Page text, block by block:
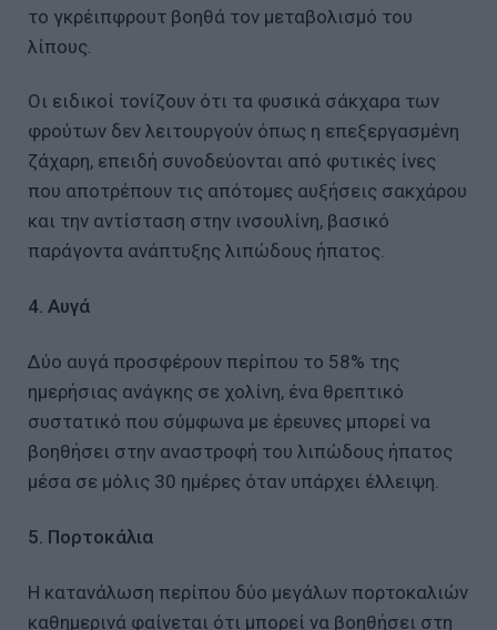
το γκρέιπφρουτ βοηθά τον μεταβολισμό του
λίπους.
Οι ειδικοί τονίζουν ότι τα φυσικά σάκχαρα των
φρούτων δεν λειτουργούν όπως η επεξεργασμένη
ζάχαρη, επειδή συνοδεύονται από φυτικές ίνες
που αποτρέπουν τις απότομες αυξήσεις σακχάρου
και την αντίσταση στην ινσουλίνη, βασικό
παράγοντα ανάπτυξης λιπώδους ήπατος.
4. Αυγά
Δύο αυγά προσφέρουν περίπου το 58% της
ημερήσιας ανάγκης σε χολίνη, ένα θρεπτικό
συστατικό που σύμφωνα με έρευνες μπορεί να
βοηθήσει στην αναστροφή του λιπώδους ήπατος
μέσα σε μόλις 30 ημέρες όταν υπάρχει έλλειψη.
5. Πορτοκάλια
Η κατανάλωση περίπου δύο μεγάλων πορτοκαλιών
καθημερινά φαίνεται ότι μπορεί να βοηθήσει στη